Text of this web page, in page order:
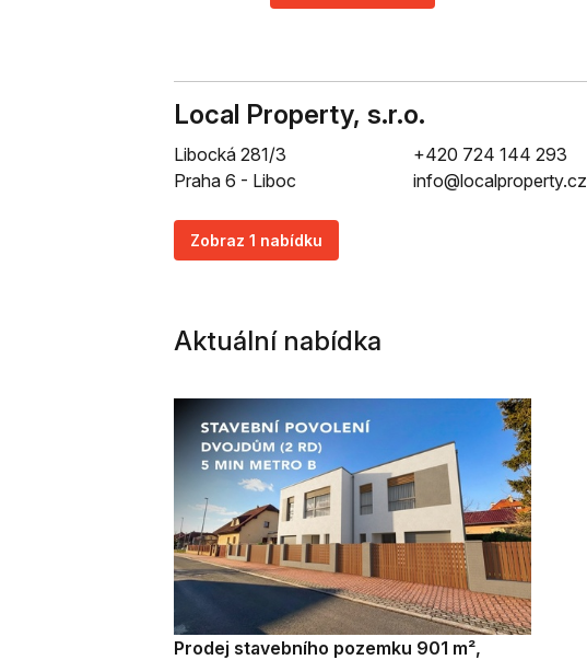
Local Property, s.r.o.
Libocká 281/3
Praha 6 - Liboc
Zobraz 1 nabídku
+420 724 144 293
info@localproperty.cz
Aktuální nabídka
Prodej stavebního pozemku 901 m²,